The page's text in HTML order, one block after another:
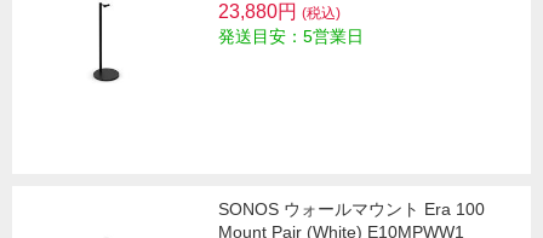
23,880円 (税込)
発送目安：5営業日
SONOS ウォールマウント Era 100
Mount Pair (White) E10MPWW1